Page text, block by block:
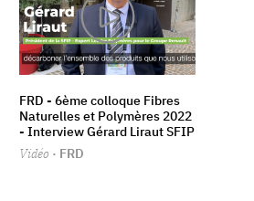
FRD - 6ème colloque Fibres
Naturelles et Polymères 2022
- Interview Gérard Liraut SFIP
Vidéo · FRD